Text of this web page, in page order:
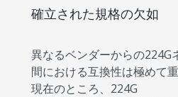
確立された規格の欠如
異なるベンダーからの224G
間における互換性は極めて重
現在のところ、224G